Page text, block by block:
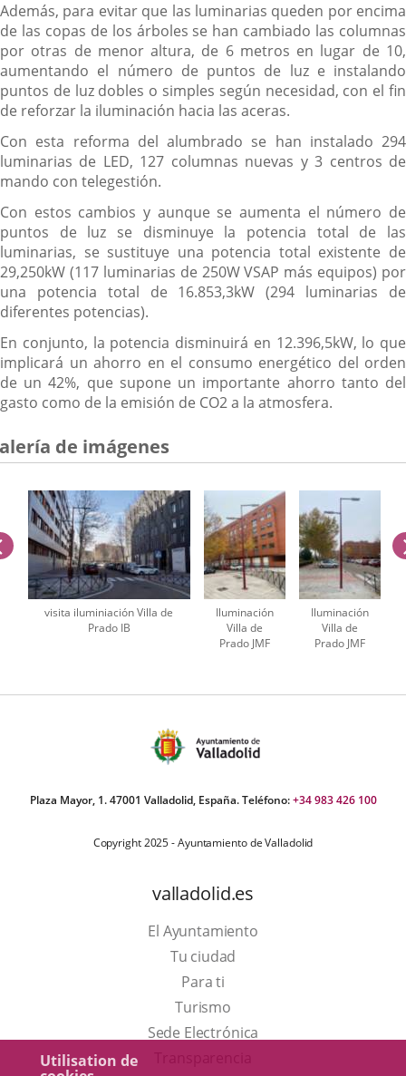
Utilisation de
Además, para evitar que las luminarias queden por encima
de las copas de los árboles se han cambiado las columnas
por otras de menor altura, de 6 metros en lugar de 10,
aumentando el número de puntos de luz e instalando
puntos de luz dobles o simples según necesidad, con el fin
de reforzar la iluminación hacia las aceras.
Con esta reforma del alumbrado se han instalado 294
luminarias de LED, 127 columnas nuevas y 3 centros de
mando con telegestión.
Con estos cambios y aunque se aumenta el número de
puntos de luz se disminuye la potencia total de las
luminarias, se sustituye una potencia total existente de
29,250kW (117 luminarias de 250W VSAP más equipos) por
una potencia total de 16.853,3kW (294 luminarias de
diferentes potencias).
En conjunto, la potencia disminuirá en 12.396,5kW, lo que
implicará un ahorro en el consumo energético del orden
de un 42%, que supone un importante ahorro tanto del
gasto como de la emisión de CO2 a la atmosfera.
de imágenes
visita iluminiación Villa de
Prado IB
Iluminación
Villa de
Prado JMF
Iluminación
Villa de
Prado JMF
anterior
Plaza Mayor, 1. 47001 Valladolid, España. Teléfono:+34 983 426 100
Copyright 2025 - Ayuntamiento de Valladolid
valladolid.es
El Ayuntamiento
Tu ciudad
Para ti
TurismoEste
enlace
Sede Electrónica